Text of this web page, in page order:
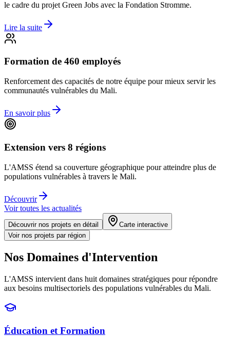
le cadre du projet Green Jobs avec la Fondation Stromme.
Lire la suite
Formation de 460 employés
Renforcement des capacités de notre équipe pour mieux servir les
communautés vulnérables du Mali.
En savoir plus
Extension vers 8 régions
L'AMSS étend sa couverture géographique pour atteindre plus de
populations vulnérables à travers le Mali.
Découvrir
Voir toutes les actualités
Découvrir nos projets en détail
Carte interactive
Voir nos projets par région
Nos Domaines d'Intervention
L'AMSS intervient dans huit domaines stratégiques pour répondre
aux besoins multisectoriels des populations vulnérables du Mali.
Éducation et Formation